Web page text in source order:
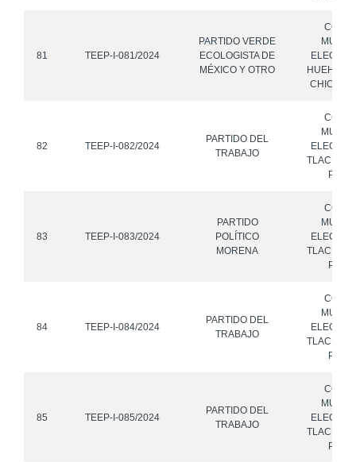
81 TEEP-I-081/2024
PARTIDO VERDE
ECOLOGISTA DE
MÉXICO Y OTRO
CHICO,
82 TEEP-I-082/2024
PARTIDO DEL
TRABAJO
83 TEEP-I-083/2024
PARTIDO
POLÍTICO
MORENA
84 TEEP-I-084/2024
PARTIDO DEL
TRABAJO
85 TEEP-I-085/2024
PARTIDO DEL
TRABAJO